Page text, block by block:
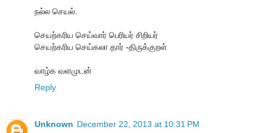
நல்ல செயல்.
செயற்கரிய செய்வார் பெரியர் சிறியர்
செயற்கரிய செய்கலா தார் -திருக்குறள்
வாழ்க வளமுடன்
Reply
Unknown December 22, 2013 at 10:31 PM